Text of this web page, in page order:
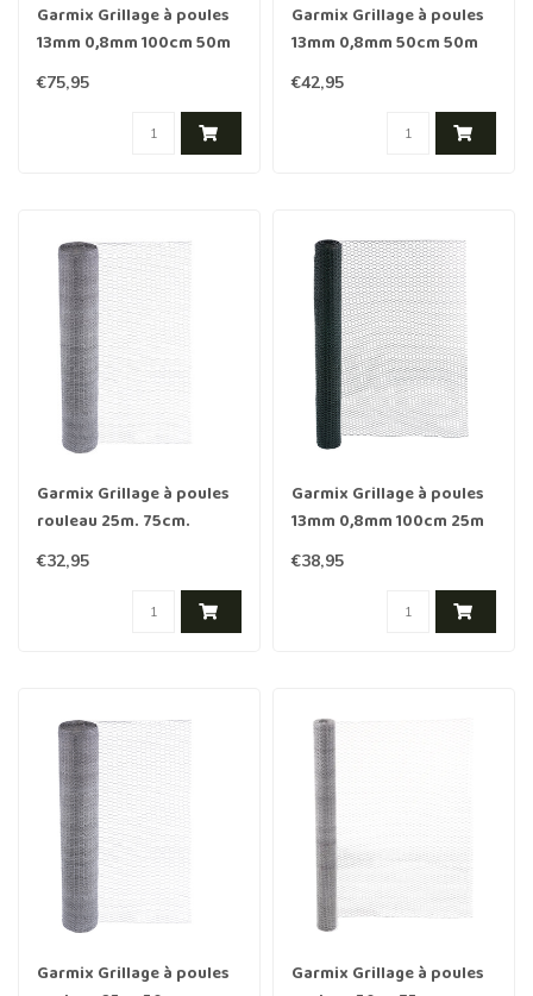
Garmix Grillage à poules
13mm 0,8mm 100cm 50m
vert
€75,95
Garmix Grillage à poules
13mm 0,8mm 50cm 50m
vert
€42,95
Garmix Grillage à poules
rouleau 25m. 75cm.
13mm. 0,7mm
€32,95
Garmix Grillage à poules
13mm 0,8mm 100cm 25m
vert
€38,95
Garmix Grillage à poules
Garmix Grillage à poules